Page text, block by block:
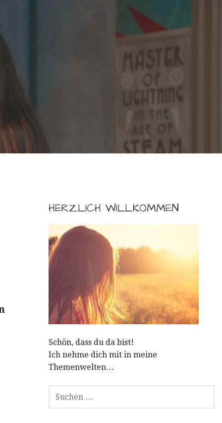
HERZLICH WILLKOMMEN
Schön, dass du da bist!
Ich nehme dich mit in meine
Themenwelten…
SUCHEN
NACH: